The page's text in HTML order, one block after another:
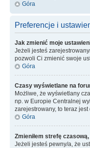
Góra
Preferencje i
Jak zmienić moje
Jeżeli jesteś
pozwoli Ci zmienić swoje
Góra
Czasy wyświetlane na
Możliwe, że wyświetlany
np. w Europie Centralnej
zarejestrowany, to teraz
Góra
Zmieniłem strefę
Jeżeli jesteś pewny/a, że